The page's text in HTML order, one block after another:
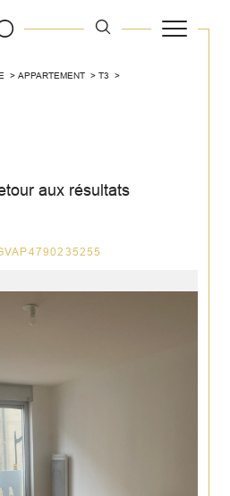
APPARTEMENT
T3
aux résultats